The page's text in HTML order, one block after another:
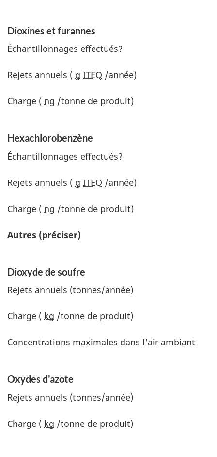
Dioxines et furannes
Échantillonnages effectués?
Rejets annuels ( g ITEQ /année)
Charge ( ng /tonne de produit)
Hexachlorobenzène
Échantillonnages effectués?
Rejets annuels ( g ITEQ /année)
Charge ( ng /tonne de produit)
Autres (préciser)
Dioxyde de soufre
Rejets annuels (tonnes/année)
Charge ( kg /tonne de produit)
Concentrations maximales dans l'air ambiant
Oxydes d'azote
Rejets annuels (tonnes/année)
Charge ( kg /tonne de produit)